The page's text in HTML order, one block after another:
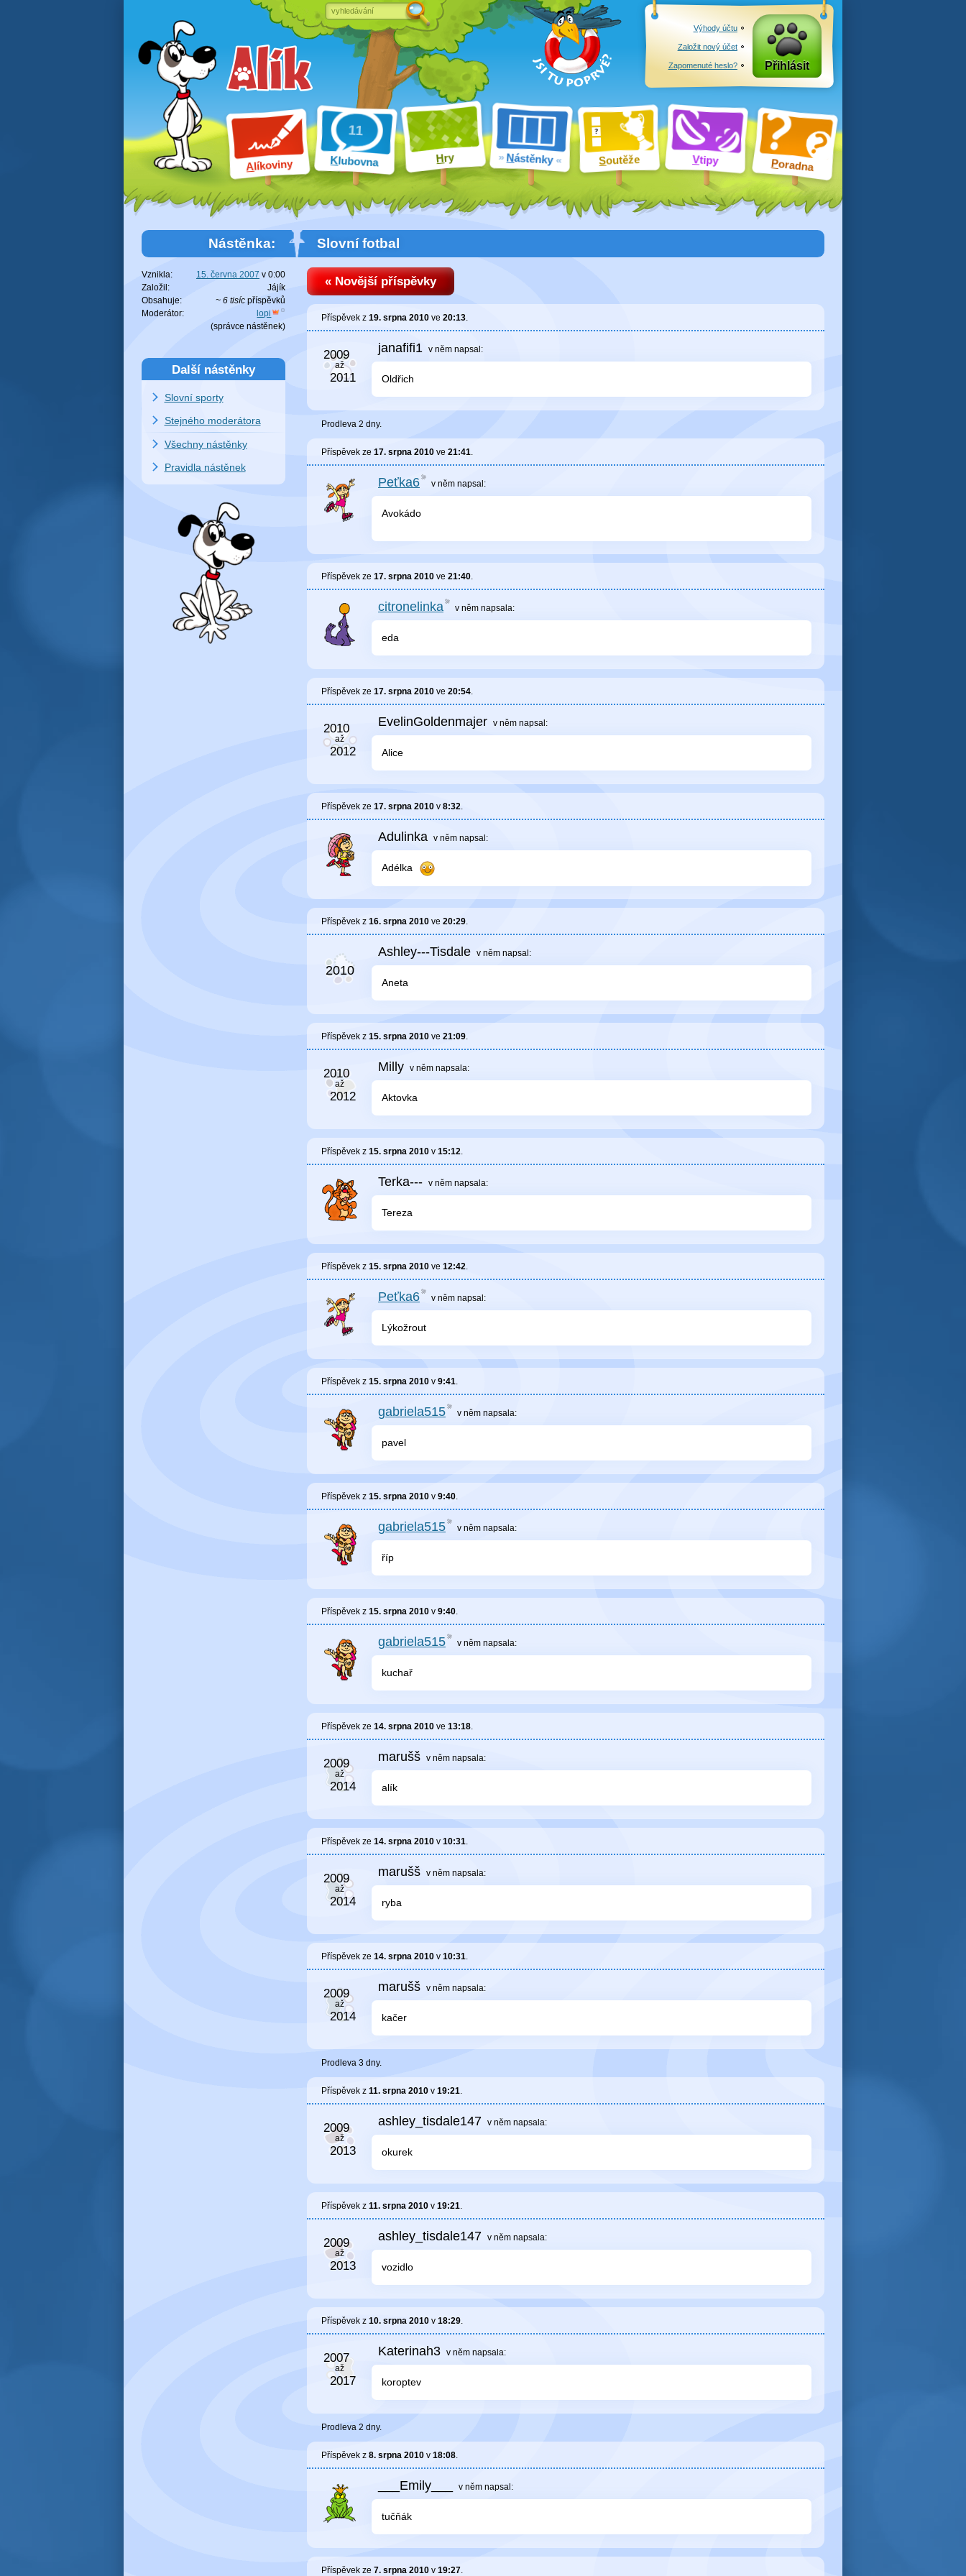
Alíkoviny Klubovna Hry Nástěnky Soutěže Vtipy Poradna
Výhody účtu
Založit nový účet
Zapomenuté heslo? Přihlásit
Slovní fotbal
« Novější příspěvky
Příspěvek z 19. srpna 2010 ve 20:13.
janafifi1 v něm napsal:
Oldřich
Prodleva 2 dny.
Příspěvek ze 17. srpna 2010 ve 21:41.
Peťka6 v něm napsal:
Avokádo
Příspěvek ze 17. srpna 2010 ve 21:40.
citronelinka v něm napsala:
eda
Příspěvek ze 17. srpna 2010 ve 20:54.
EvelinGoldenmajer v něm napsal:
Alice
Příspěvek ze 17. srpna 2010 v 8:32.
Adulinka v něm napsal:
Adélka
Příspěvek z 16. srpna 2010 ve 20:29.
Ashley---Tisdale v něm napsal:
Aneta
Příspěvek z 15. srpna 2010 ve 21:09.
Milly v něm napsala:
Aktovka
Příspěvek z 15. srpna 2010 v 15:12.
Terka--- v něm napsala:
Tereza
Příspěvek z 15. srpna 2010 ve 12:42.
Peťka6 v něm napsal:
Lýkožrout
Příspěvek z 15. srpna 2010 v 9:41.
gabriela515 v něm napsala:
pavel
Příspěvek z 15. srpna 2010 v 9:40.
gabriela515 v něm napsala:
říp
Příspěvek z 15. srpna 2010 v 9:40.
gabriela515 v něm napsala:
kuchař
Příspěvek ze 14. srpna 2010 ve 13:18.
marušš v něm napsala:
alík
Příspěvek ze 14. srpna 2010 v 10:31.
marušš v něm napsala:
ryba
Příspěvek ze 14. srpna 2010 v 10:31.
marušš v něm napsala:
kačer
Prodleva 3 dny.
Příspěvek z 11. srpna 2010 v 19:21.
ashley_tisdale147 v něm napsala:
okurek
Příspěvek z 11. srpna 2010 v 19:21.
ashley_tisdale147 v něm napsala:
vozidlo
Příspěvek z 10. srpna 2010 v 18:29.
Katerinah3 v něm napsala:
koroptev
Prodleva 2 dny.
Příspěvek z 8. srpna 2010 v 18:08.
___Emily___ v něm napsal:
tučňák
Příspěvek ze 7. srpna 2010 v 19:27.
Nástěnka:
Vznikla: 15. června 2007 v 0:00
Založil:
Jájík
Obsahuje:
~ 6 tisíc příspěvků
Moderátor:
lopi
(správce nástěnek)
Další nástěnky
Slovní sporty
Stejného moderátora
Všechny nástěnky
Pravidla nástěnek